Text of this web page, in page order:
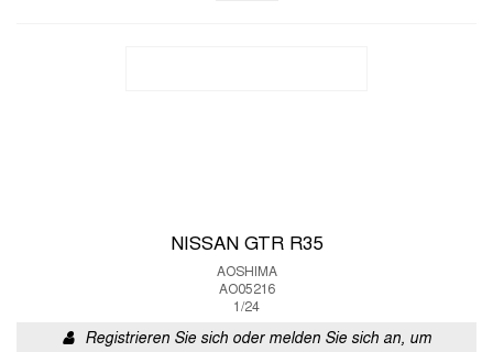
NISSAN GTR R35
AOSHIMA
AO05216
1/24
Registrieren Sie sich oder melden Sie sich an, um